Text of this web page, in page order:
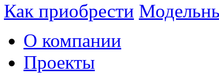
Как приобрести
О компании
Проекты